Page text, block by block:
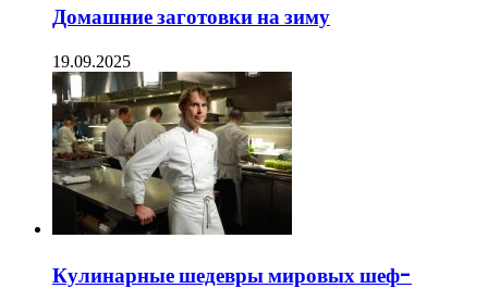
Домашние заготовки на зиму
19.09.2025
Кулинарные шедевры мировых шеф-